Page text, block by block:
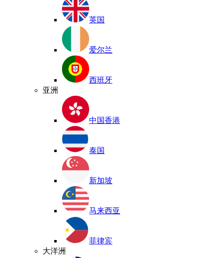
英国
爱尔兰
西班牙
亚洲
中国香港
泰国
新加坡
马来西亚
菲律宾
大洋洲